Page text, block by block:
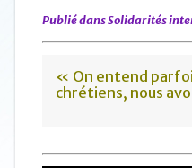
Publié dansSolidarités
« On entend
chrétiens, nous